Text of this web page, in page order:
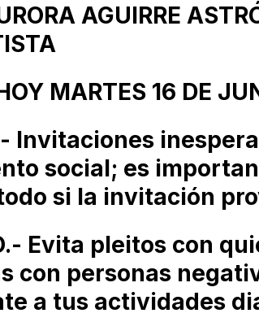
AGUIRRE
MARTES 16 DE
Invitaciones
social; es
si la invitación
Evita pleitos con
con personas
a tus actividades